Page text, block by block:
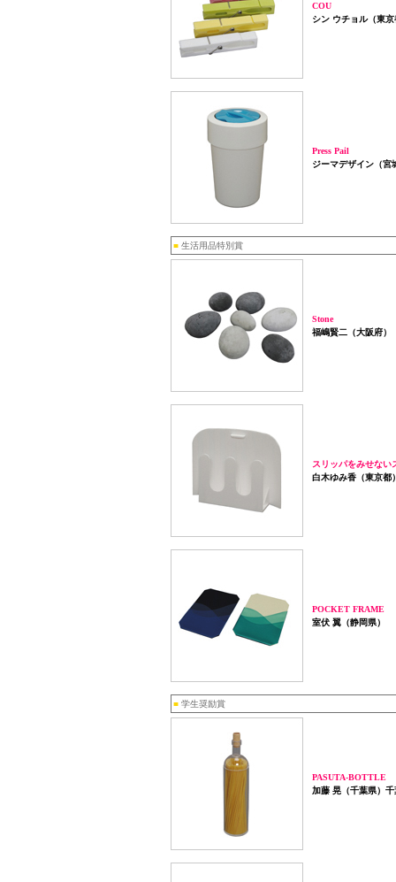
COU
シン ウチョル（東京
Press Pail
ジーマデザイン（宮
■ 生活用品特別賞
Stone
福嶋賢二（大阪府）
スリッパをみせない
白木ゆみ香（東京都）
POCKET FRAME
室伏 翼（静岡県）
■ 学生奨励賞
PASUTA-BOTTLE
加藤 晃（千葉県）